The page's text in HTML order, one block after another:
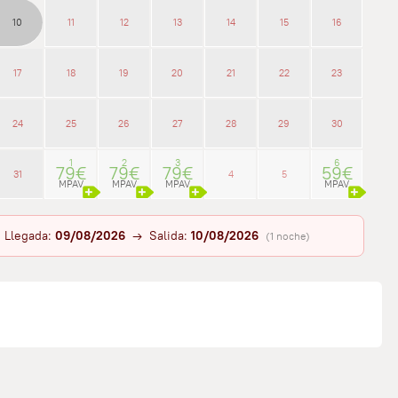
10 11 12 13 14 15 16
17 18 19 20 21 22 23
24 25 26 27 28 29 30
31
1
79€
MPAV
2
79€
MPAV
3
79€
MPAV
4 5
6
59€
MPAV
Llegada: 09/08/2026 → Salida: 10/08/2026 (1 noche)